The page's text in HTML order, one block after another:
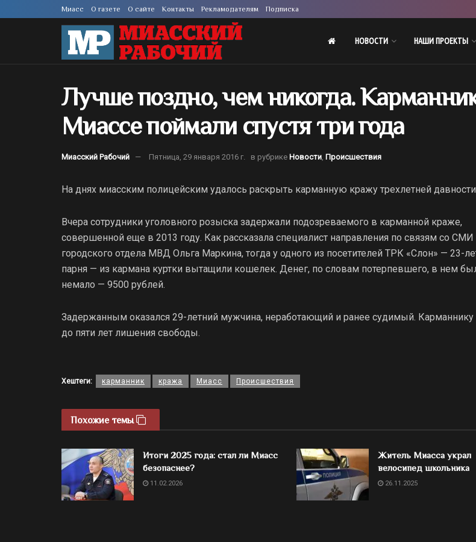
Миасс О газете О сайте Контакты Рекламодателям Подписка
НОВОСТИ НАШИ ПРОЕКТЫ
Лучше поздно, чем никогда.
Миассе поймали спустя три года
Миасский Рабочий Пятница, 29 января 2016 г. в рубрике Новости Происшествия
На днях миасским полицейским удалось раскрыть карманную кражу трехлетней
Вчера сотрудники уголовного розыска задержали подозреваемого в карманной краже,
совершенной еще в 2013 году. Как рассказала специалист направления по связям со СМИ
городского отдела МВД Ольга Маркина, тогда у одного из посетителей ТРК «Слон» — 23-
парня — из кармана куртки вытащили кошелек. Денег, по словам потерпевшего, в нем
немало — 9500 рублей.
Задержанным оказался 29-летний мужчина, неработающий и ранее судимый. Карманнику
до пяти лет лишения свободы.
Хештеги: карманник кража Миасс Происшествия
Похожие темы
Итоги 2025 года: стал ли Миасс
безопаснее?
11.02.2026
Житель Миасса украл
велосипед школьника
26.11.2025